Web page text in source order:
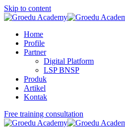
Skip to content
Home
Profile
Partner
Digital Platform
LSP BNSP
Produk
Artikel
Kontak
Free training consultation